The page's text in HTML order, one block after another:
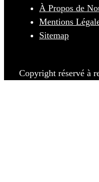
À Propos de
Mentions
Sitemap
Copyright réservé à